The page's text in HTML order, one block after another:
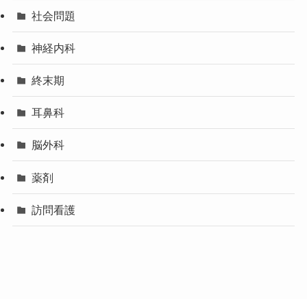
社会問題
神経内科
終末期
耳鼻科
脳外科
薬剤
訪問看護